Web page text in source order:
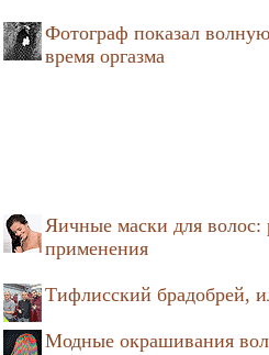
Фотограф показал
время оргазма
Яичные маски для волос:
применения
Тифлисский брадобрей,
Модные окрашивания